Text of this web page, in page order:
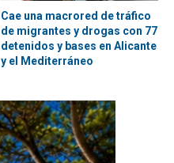
Cae una macrored de tráfico
de migrantes y drogas con 77
detenidos y bases en Alicante
y el Mediterráneo